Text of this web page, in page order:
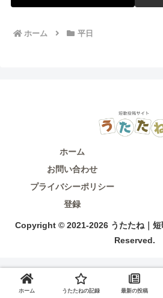
ホーム 平日
ホーム
お問い合わせ
プライバシーポリシー
登録
Copyright © 2021-2026 うたたね｜
Reserved.
ホーム うたたねの記録 最新の投稿